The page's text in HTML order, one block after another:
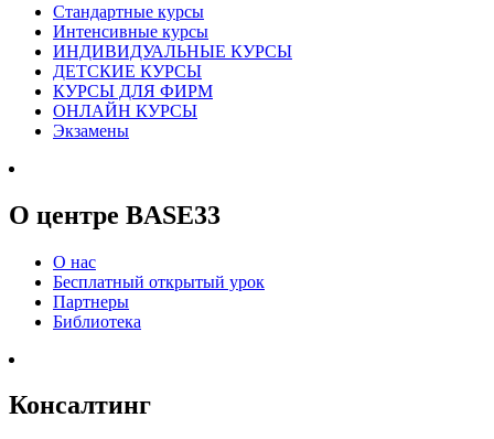
Стандартные курсы
Интенсивные курсы
ИНДИВИДУАЛЬНЫЕ КУРСЫ
ДЕТСКИЕ КУРСЫ
КУРСЫ ДЛЯ ФИРМ
ОНЛАЙН КУРСЫ
Экзамены
О центре BASE33
О нас
Бесплатный открытый урок
Партнеры
Библиотека
Консалтинг